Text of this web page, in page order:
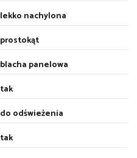
lekko nachylona
prostokąt
blacha panelowa
tak
do odświeżenia
tak